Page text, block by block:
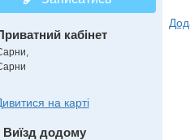
кабінет
на карті
Виїзд додому